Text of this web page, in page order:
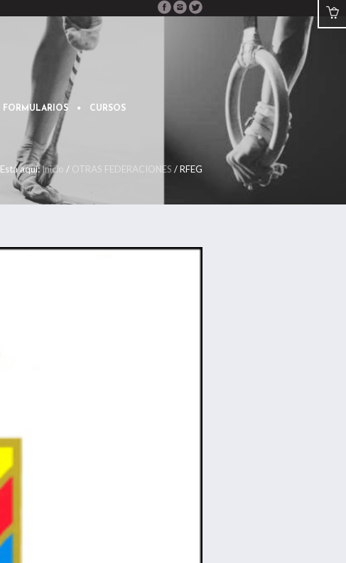
FORMULARIOS CURSOS
Está aquí:Inicio / OTRAS FEDERACIONES /RFEG